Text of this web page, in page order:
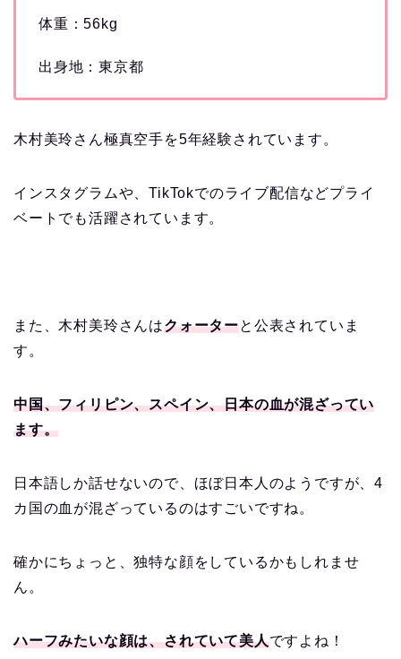
体重：56kg
出身地：東京都
木村美玲さん極真空手を5年経験されています。
インスタグラムや、TikTokでのライブ配信などプライ
ベートでも活躍されています。
また、木村美玲さんはクォーターと公表されていま
す。
中国、フィリピン、スペイン、日本の血が混ざってい
ます。
日本語しか話せないので、ほぼ日本人のようですが、4
カ国の血が混ざっているのはすごいですね。
確かにちょっと、独特な顔をしているかもしれませ
ん。
ハーフみたいな顔は、されていて美人ですよね！